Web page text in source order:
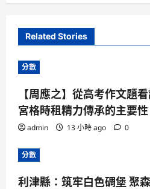
Related Stories
分數
【周應之】從高考作文題
宮格時租精力傳承的主要性
admin 13 小時 ago 0
分數
利津縣：筑牢白色碉堡 聚